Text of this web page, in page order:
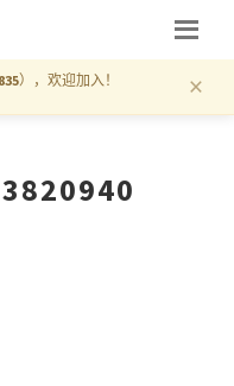
），欢迎加入！ ×